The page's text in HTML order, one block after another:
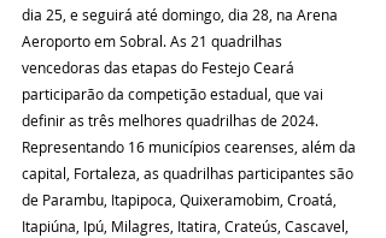
dia 25, e seguirá até domingo, dia 28, na Arena
Aeroporto em Sobral. As 21 quadrilhas
vencedoras das etapas do Festejo Ceará
participarão da competição estadual, que vai
definir as três melhores quadrilhas de 2024.
Representando 16 municípios cearenses, além da
capital, Fortaleza, as quadrilhas participantes são
de Parambu, Itapipoca, Quixeramobim, Croatá,
Itapiúna, Ipú, Milagres, Itatira, Crateús, Cascavel,